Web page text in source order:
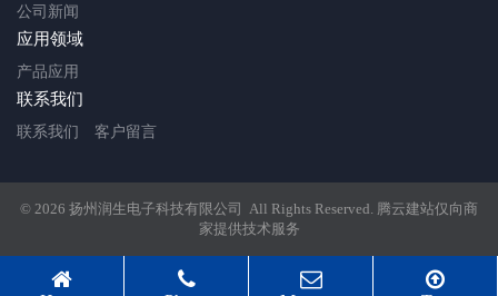
公司新闻
应用领域
产品应用
联系我们
联系我们 客户留言
© 2026 扬州润生电子科技有限公司 All Rights Reserved. 腾云建站仅向商
家提供技术服务